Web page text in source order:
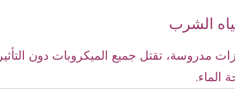
مدروسة، تقتل جميع الميكروبات دون التأثير
الماء.